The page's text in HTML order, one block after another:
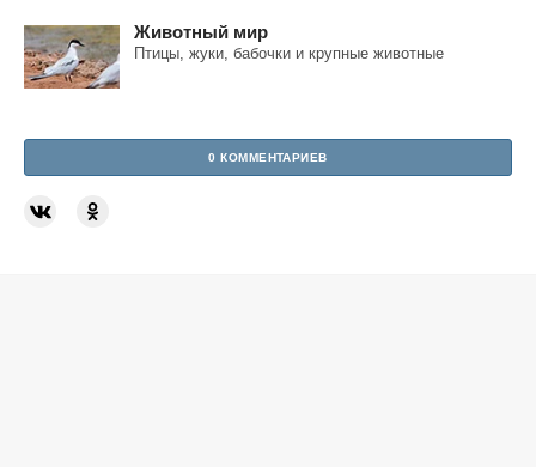
Животный мир
Птицы, жуки, бабочки и крупные животные
0 КОММЕНТАРИЕВ